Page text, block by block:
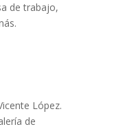
de trabajo,
López.
de